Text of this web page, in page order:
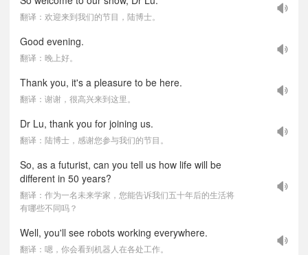
翻译：欢迎来到我们的节目，陆博士。
Good evening.
翻译：晚上好。
Thank you, it's a pleasure to be here.
翻译：谢谢，很高兴来到这里。
Dr Lu, thank you for joining us.
翻译：陆博士，感谢您参与我们的节目。
So, as a futurist, can you tell us how life will be
different in 50 years?
翻译：作为一名未来学家，您能告诉我们五十年后的生活将
有哪些不同吗？
Well, you'll see robots working everywhere.
翻译：嗯，你会看到机器人在各处工作。